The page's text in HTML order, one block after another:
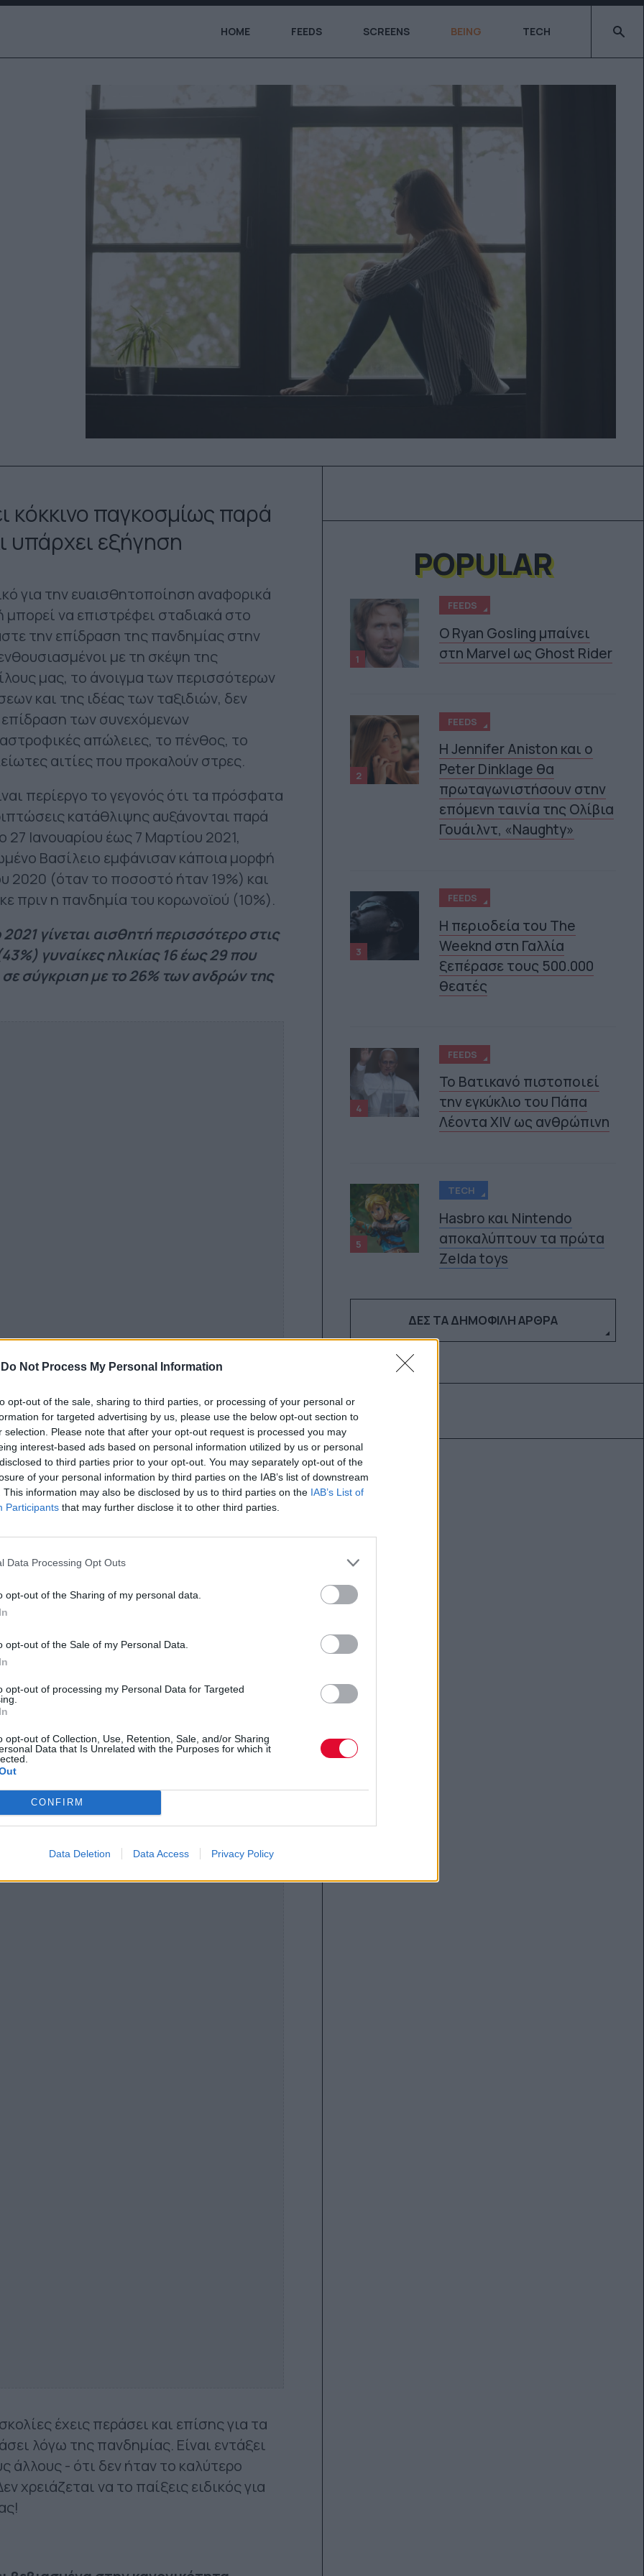
Do Not Process My Personal Information
opt-out of the sale, sharing to third parties, or processing of your personal or
for targeted advertising by us, please use the below opt-out section to
selection. Please note that after your opt-out request is processed you may
interest-based ads based on personal information utilized by us or personal
to third parties prior to your opt-out. You may separately opt-out of the
of your personal information by third parties on the IAB’s list of downstream
This information may also be disclosed by us to third parties on the IAB’s List of
Participants that may further disclose it to other third parties.
Data Processing Opt Outs
opt-out of the Sharing of my personal data.
opt-out of the Sale of my Personal Data.
opt-out of processing my Personal Data for Targeted
opt-out of Collection, Use, Retention, Sale, and/or Sharing
Data that Is Unrelated with the Purposes for which it
CONFIRM
Data Deletion Data Access Privacy Policy
HOME FEEDS SCREENS BEING TECH Type
κόκκινο παγκοσμίως παρά
υπάρχει εξήγηση
για την ευαισθητοποίηση αναφορικά
να επιστρέφει σταδιακά στο
την επίδραση της πανδημίας στην
με τη σκέψη της
μας, το άνοιγμα των περισσότερων
και της ιδέας των ταξιδιών, δεν
των συνεχόμενων
απώλειες, το πένθος, το
αιτίες που προκαλούν στρες.
περίεργο το γεγονός ότι τα πρόσφατα
κατάθλιψης αυξάνονται παρά
Ιανουαρίου έως 7 Μαρτίου 2021,
Βασίλειο εμφάνισαν κάποια μορφή
2020 (όταν το ποσοστό ήταν 19%) και
πριν η πανδημία του κορωνοϊού (10%).
γίνεται αισθητή περισσότερο στις
γυναίκες ηλικίας 16 έως 29 που
σύγκριση με το 26% των ανδρών της
από το ένα πέμπτο των
δείχνει τη βάναυση
στον εαυτό σου να νιώσει τον
σου όπως καμία άλλη και είναι εντάξει
θηλαστικά, και ως εκ τούτου,
στον άλλο, γι' αυτό πολλοί από εμάς
επαφή.
έχεις περάσει και επίσης για τα
λόγω της πανδημίας. Είναι εντάξει
άλλους - ότι δεν ήταν το καλύτερο
χρειάζεται να το παίξεις ειδικός για
POPULAR
1
FEEDS
Ο Ryan Gosling μπαίνει
στη Marvel ως Ghost Rider
2
FEEDS
Η Jennifer Aniston και ο
Peter Dinklage θα
πρωταγωνιστήσουν στην
επόμενη ταινία της Ολίβια
Γουάιλντ, «Naughty»
3
FEEDS
Η περιοδεία του The
Weeknd στη Γαλλία
ξεπέρασε τους 500.000
θεατές
4
FEEDS
Το Βατικανό πιστοποιεί
την εγκύκλιο του Πάπα
Λέοντα XIV ως ανθρώπινη
5
TECH
Hasbro και Nintendo
αποκαλύπτουν τα πρώτα
Zelda toys
ΔΕΣ ΤΑ ΔΗΜΟΦΙΛΉ ΆΡΘΡΑ